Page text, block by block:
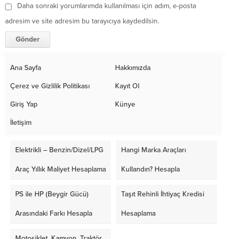
Daha sonraki yorumlarımda kullanılması için adım, e-posta
adresim ve site adresim bu tarayıcıya kaydedilsin.
Ana Sayfa Hakkımızda
Çerez ve Gizlilik Politikası Kayıt Ol
Giriş Yap Künye
İletişim
Elektrikli – Benzin/Dizel/LPG
Araç Yıllık Maliyet Hesaplama
Hangi Marka Araçları
Kullandın? Hesapla
PS ile HP (Beygir Gücü)
Arasındaki Farkı Hesapla
Taşıt Rehinli İhtiyaç Kredisi
Hesaplama